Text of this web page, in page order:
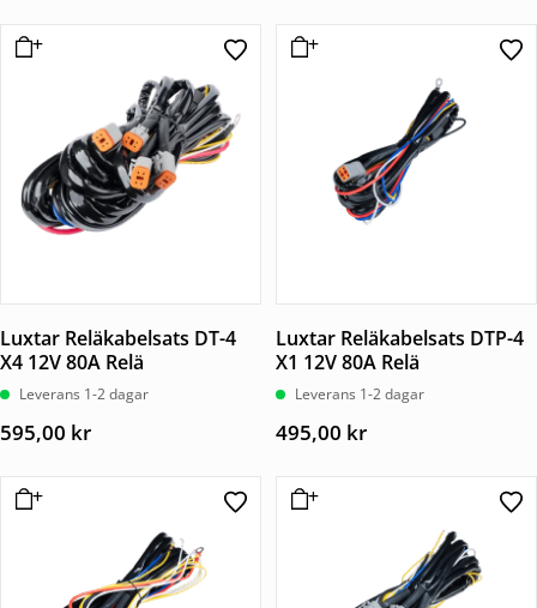
Luxtar Reläkabelsats DT-4
X4 12V 80A Relä
Leverans 1-2 dagar
595,00 kr
Luxtar Reläkabelsats DTP-4
X1 12V 80A Relä
Leverans 1-2 dagar
495,00 kr